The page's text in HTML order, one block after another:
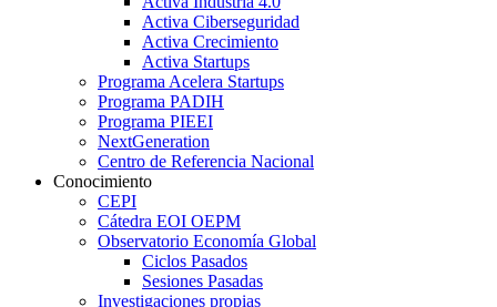
Activa Ciberseguridad
Activa Crecimiento
Activa Startups
Programa Acelera Startups
Programa PADIH
Programa PIEEI
NextGeneration
Centro de Referencia Nacional
Conocimiento
CEPI
Cátedra EOI OEPM
Observatorio Economía Global
Ciclos Pasados
Sesiones Pasadas
Investigaciones propias